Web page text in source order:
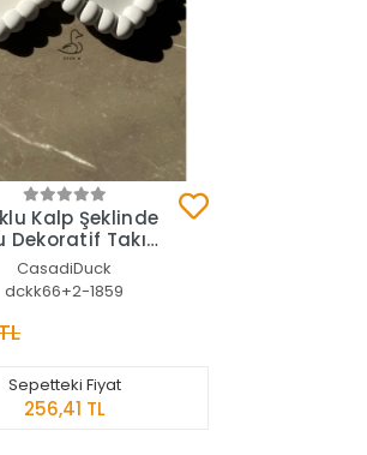
Sepete Ekle
Kalp Şeklinde
Dekoratif Takı
CasadiDuck
dckk66+2-1859
Sepetteki Fiyat
256,41 TL